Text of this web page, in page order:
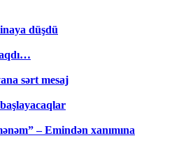
düşdü
sərt mesaj
– Emindən xanımına